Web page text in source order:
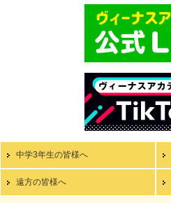
中学3年生の皆様へ
遠方の皆様へ